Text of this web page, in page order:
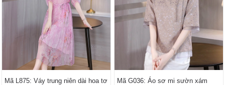
Mã L875: Váy trung niên dài hoa tơ
Mã G036: Áo sơ mi sườn xám